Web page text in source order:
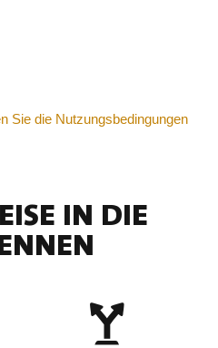
Sie die Nutzungsbedingungen
IN DIE